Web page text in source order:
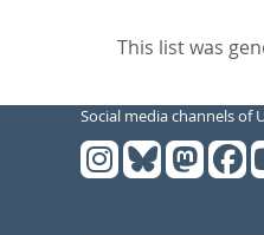
This list was
Social media channels of